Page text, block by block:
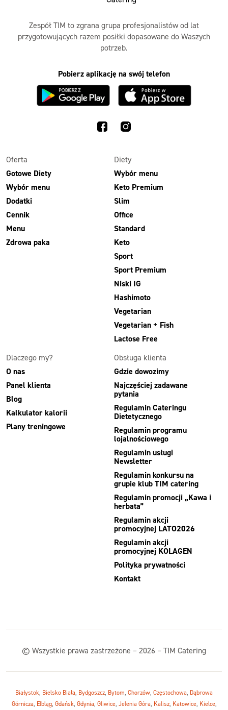
Zespół TIM to zgrana grupa profesjonalistów od lat
przygotowujących razem posiłki dopasowane do Waszych
potrzeb.
Pobierz aplikację na swój telefon
Oferta
Gotowe Diety
Wybór menu
Dodatki
Cennik
Menu
Zdrowa paka
Diety
Wybór menu
Keto Premium
Slim
Office
Standard
Keto
Sport
Sport Premium
Niski IG
Hashimoto
Vegetarian
Vegetarian + Fish
Lactose Free
Dlaczego my?
O nas
Panel klienta
Blog
Kalkulator kalorii
Plany treningowe
Obsługa klienta
Gdzie dowozimy
Najczęściej zadawane
pytania
Regulamin Cateringu
Dietetycznego
Regulamin programu
lojalnościowego
Regulamin usługi
Newsletter
Regulamin konkursu na
grupie klub TIM catering
Regulamin promocji „Kawa i
herbata”
Regulamin akcji
promocyjnej LATO2026
Regulamin akcji
promocyjnej KOLAGEN
Polityka prywatności
Kontakt
© Wszystkie prawa zastrzeżone – 2026 – TIM Catering
Białystok, Bielsko Biała, Bydgoszcz, Bytom, Chorzów, Częstochowa, Dąbrowa
Górnicza, Elbląg, Gdańsk, Gdynia, Gliwice, Jelenia Góra, Kalisz, Katowice, Kielce,